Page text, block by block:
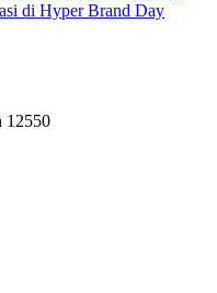
di Hyper Brand Day
12550